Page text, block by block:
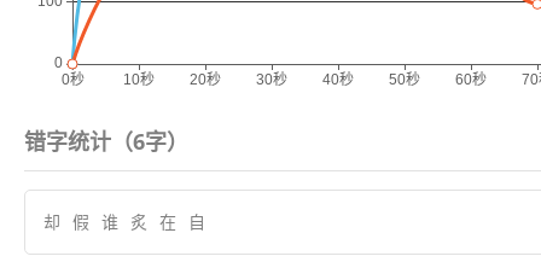
错字统计（6字）
却 假 谁 炙 在 自